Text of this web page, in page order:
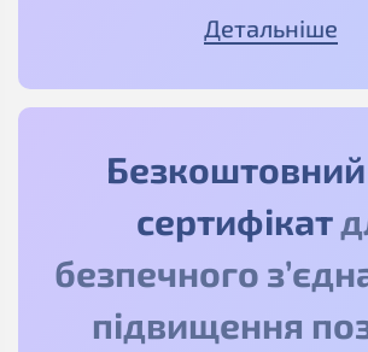
Детальніше
Безкоштовний
сертифікат
безпечного
підвищення